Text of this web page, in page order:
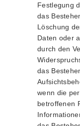
Festlegung
das
Löschung
Daten oder
durch den
das
wenn die
betroffenen